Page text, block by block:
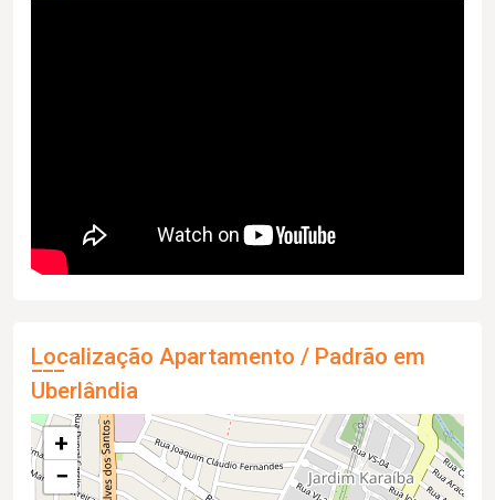
Localização Apartamento / Padrão em
Uberlândia
+
−